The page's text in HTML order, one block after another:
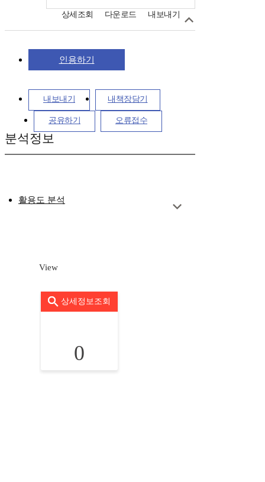
상세조회 다운로드 내보내기
인용하기
내보내기 내책장담기
공유하기 오류접수
분석정보
활용도 분석
View
상세정보조회
0